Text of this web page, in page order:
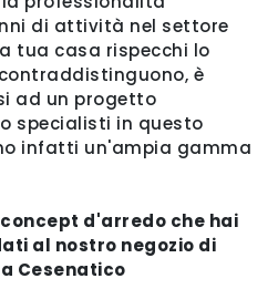
di attività nel settore
tua casa rispecchi lo
è
ad un progetto
specialisti in questo
infatti un'ampia gamma
d'arredo che hai
al nostro negozio di
Cesenatico